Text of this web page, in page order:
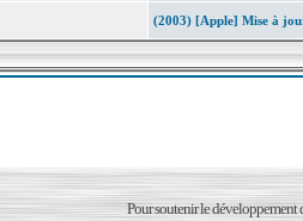
(2003) [Apple] Mise à
Pour soutenir le développement